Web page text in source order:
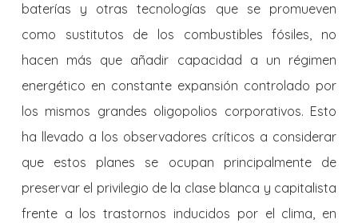
baterías y otras tecnologías que se promueven
como sustitutos de los combustibles fósiles, no
hacen más que añadir capacidad a un régimen
energético en constante expansión controlado por
los mismos grandes oligopolios corporativos. Esto
ha llevado a los observadores críticos a considerar
que estos planes se ocupan principalmente de
preservar el privilegio de la clase blanca y capitalista
frente a los trastornos inducidos por el clima, en